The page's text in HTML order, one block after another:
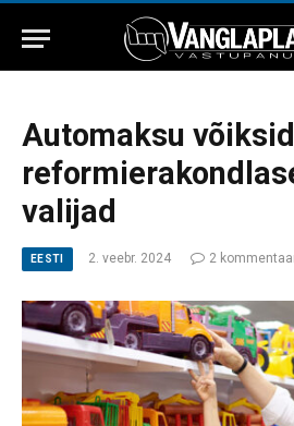
Automaksu
valijad
EESTI 2. veebr. 2024 2